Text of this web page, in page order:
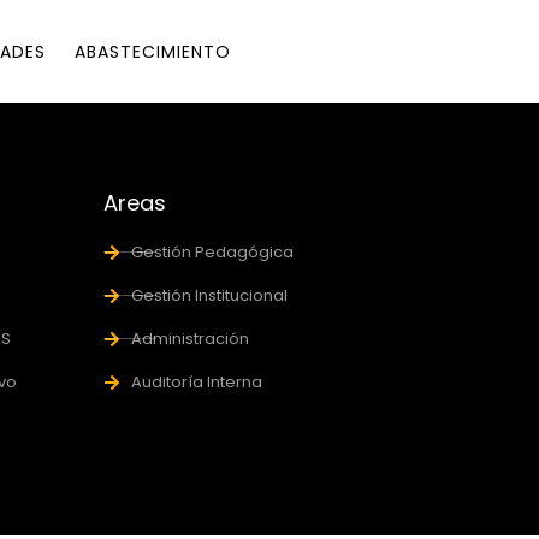
ABASTECIMIENTO
Areas
Gestión Pedagógica
Gestión Institucional
Administración
Auditoría Interna